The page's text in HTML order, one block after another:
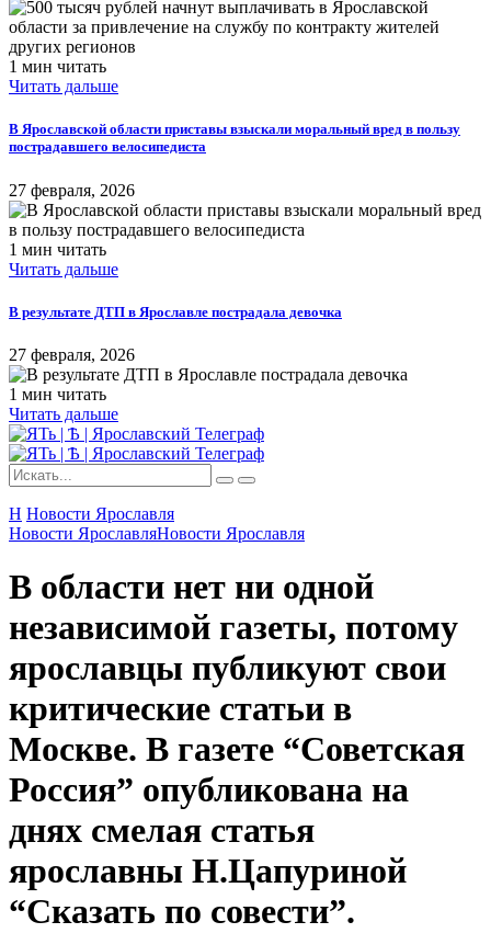
1 мин читать
Читать дальше
В Ярославской области приставы взыскали моральный вред в пользу
пострадавшего велосипедиста
27 февраля, 2026
1 мин читать
Читать дальше
В результате ДТП в Ярославле пострадала девочка
27 февраля, 2026
1 мин читать
Читать дальше
Н Новости Ярославля
Новости ЯрославляНовости Ярославля
В области нет ни одной
независимой газеты, потому
ярославцы публикуют свои
критические статьи в
Москве. В газете “Советская
Россия” опубликована на
днях смелая статья
ярославны Н.Цапуриной
“Сказать по совести”.